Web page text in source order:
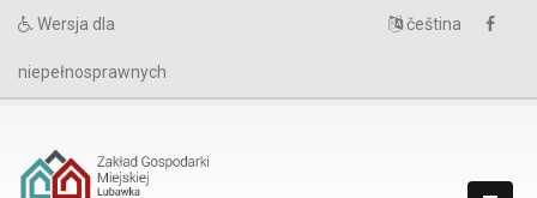
Wersja dla
niepełnosprawnych
čeština